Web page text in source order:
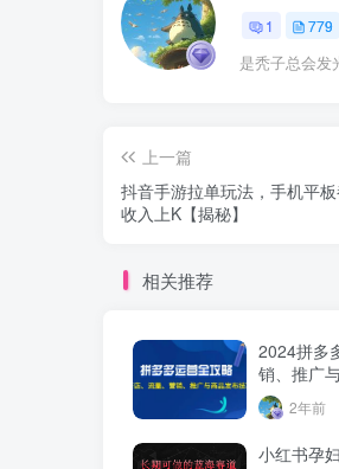
1 779
是秃子总会发
上一篇
抖音手游拉单玩法，手机平
收入上K【揭秘】
相关推荐
2024拼多
销、推广
2年前
小红书孕